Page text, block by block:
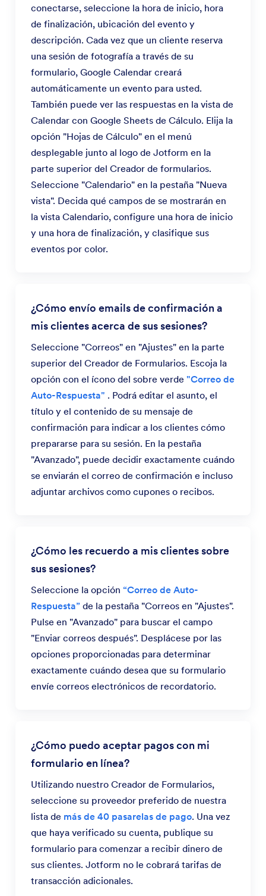
conectarse, seleccione la hora de inicio, hora
de finalización, ubicación del evento y
descripción. Cada vez que un cliente reserva
una sesión de fotografía a través de su
formulario, Google Calendar creará
automáticamente un evento para usted.
También puede ver las respuestas en la vista de
Calendar con Google Sheets de Cálculo. Elija la
opción "Hojas de Cálculo" en el menú
desplegable junto al logo de Jotform en la
parte superior del Creador de formularios.
Seleccione "Calendario" en la pestaña "Nueva
vista". Decida qué campos de se mostrarán en
la vista Calendario, configure una hora de inicio
y una hora de finalización, y clasifique sus
eventos por color.
¿Cómo envío emails de confirmación a
mis clientes acerca de sus sesiones?
Seleccione "Correos" en "Ajustes" en la parte
superior del Creador de Formularios. Escoja la
opción con el ícono del sobre verde"Correo de
Auto-Respuesta" . Podrá editar el asunto, el
título y el contenido de su mensaje de
confirmación para indicar a los clientes cómo
prepararse para su sesión. En la pestaña
"Avanzado", puede decidir exactamente cuándo
se enviarán el correo de confirmación e incluso
adjuntar archivos como cupones o recibos.
¿Cómo les recuerdo a mis clientes sobre
sus sesiones?
Seleccione la opción“Correo de Auto-
Respuesta” de la pestaña "Correos en "Ajustes".
Pulse en "Avanzado" para buscar el campo
"Enviar correos después". Desplácese por las
opciones proporcionadas para determinar
exactamente cuándo desea que su formulario
envíe correos electrónicos de recordatorio.
¿Cómo puedo aceptar pagos con mi
formulario en línea?
Utilizando nuestro Creador de Formularios,
seleccione su proveedor preferido de nuestra
lista de más de 40 pasarelas de pago. Una vez
que haya verificado su cuenta, publique su
formulario para comenzar a recibir dinero de
sus clientes. Jotform no le cobrará tarifas de
transacción adicionales.